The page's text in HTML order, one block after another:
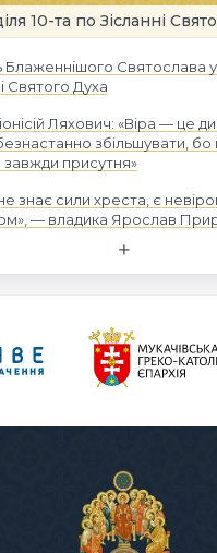
10-та по Зісланні
Блаженнішого Святослава у
Святого Духа
Ляхович: «Віра — це
збільшувати,
завжди присутня»
знає сили хреста, є
— владика Ярослав